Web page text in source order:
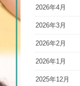
2026年4月
2026年3月
2026年2月
2026年1月
2025年12月